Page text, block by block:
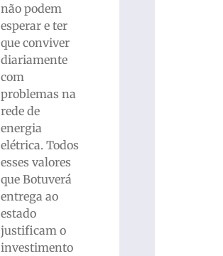
não podem
esperar e ter
que conviver
diariamente
com
problemas na
rede de
energia
elétrica. Todos
esses valores
que Botuverá
entrega ao
estado
justificam o
investimento